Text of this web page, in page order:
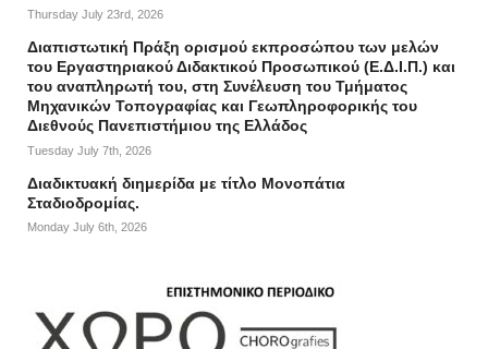
Thursday July 23rd, 2026
Διαπιστωτική Πράξη ορισμού εκπροσώπου των μελών
του Εργαστηριακού Διδακτικού Προσωπικού (Ε.Δ.Ι.Π.) και
του αναπληρωτή του, στη Συνέλευση του Τμήματος
Μηχανικών Τοπογραφίας και Γεωπληροφορικής του
Διεθνούς Πανεπιστήμιου της Ελλάδος
Tuesday July 7th, 2026
Διαδικτυακή διημερίδα με τίτλο Μονοπάτια
Σταδιοδρομίας.
Monday July 6th, 2026